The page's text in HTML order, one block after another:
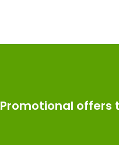
Promotional offers